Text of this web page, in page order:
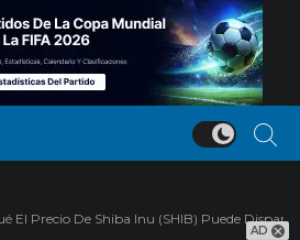
AD
El Precio De Shiba Inu (SHIB) Puede